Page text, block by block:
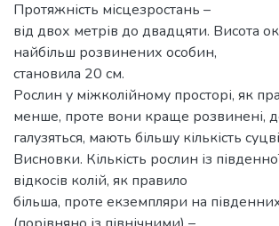
Протяжність місцезростань –
від двох метрів до двадцяти. Висота
найбільш розвинених особин,
становила 20 см.
Рослин у міжколійному просторі, як
менше, проте вони краще розвинені,
галузяться, мають більшу кількість
Висновки. Кількість рослин із
відкосів колій, як правило
більша, проте екземпляри на